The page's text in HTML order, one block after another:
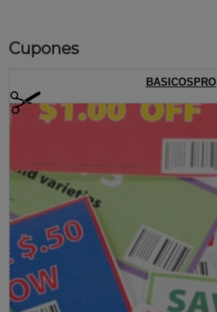
Cupones
BASICOSPRO